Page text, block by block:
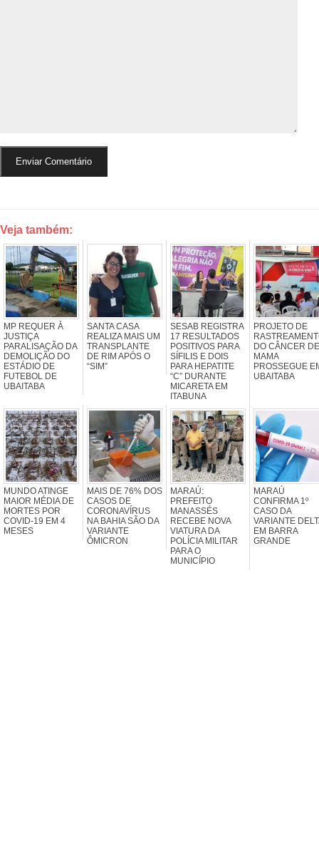
Veja também:
MP REQUER À
JUSTIÇA
PARALISAÇÃO DA
DEMOLIÇÃO DO
ESTÁDIO DE
FUTEBOL DE
UBAITABA
SANTA CASA
REALIZA MAIS UM
TRANSPLANTE
DE RIM APÓS O
“SIM”
SESAB REGISTRA
17 RESULTADOS
POSITIVOS PARA
SÍFILIS E DOIS
PARA HEPATITE
“C” DURANTE
MICARETA EM
ITABUNA
PROJETO DE
DO CÂNCER DE
MAMA
PROSSEGUE
UBAITABA
MUNDO ATINGE
MAIOR MÉDIA DE
MORTES POR
COVID-19 EM 4
MESES
MAIS DE 76% DOS
CASOS DE
CORONAVÍRUS
NA BAHIA SÃO DA
VARIANTE
ÔMICRON
MARAÚ:
PREFEITO
MANASSÉS
RECEBE NOVA
VIATURA DA
POLÍCIA MILITAR
PARA O
MUNICÍPIO
MARAÚ
CONFIRMA 1º
CASO DA
VARIANTE
EM BARRA
GRANDE